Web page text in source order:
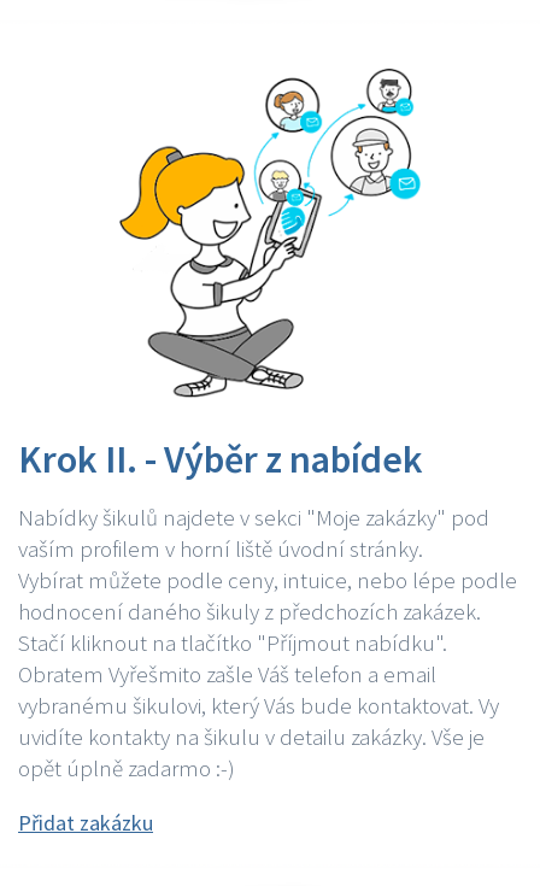
Krok II. - Výběr z nabídek
Nabídky šikulů najdete v sekci "Moje zakázky" pod
vaším profilem v horní liště úvodní stránky.
Vybírat můžete podle ceny, intuice, nebo lépe podle
hodnocení daného šikuly z předchozích zakázek.
Stačí kliknout na tlačítko "Příjmout nabídku".
Obratem Vyřešmito zašle Váš telefon a email
vybranému šikulovi, který Vás bude kontaktovat. Vy
uvidíte kontakty na šikulu v detailu zakázky. Vše je
opět úplně zadarmo :-)
Přidat zakázku